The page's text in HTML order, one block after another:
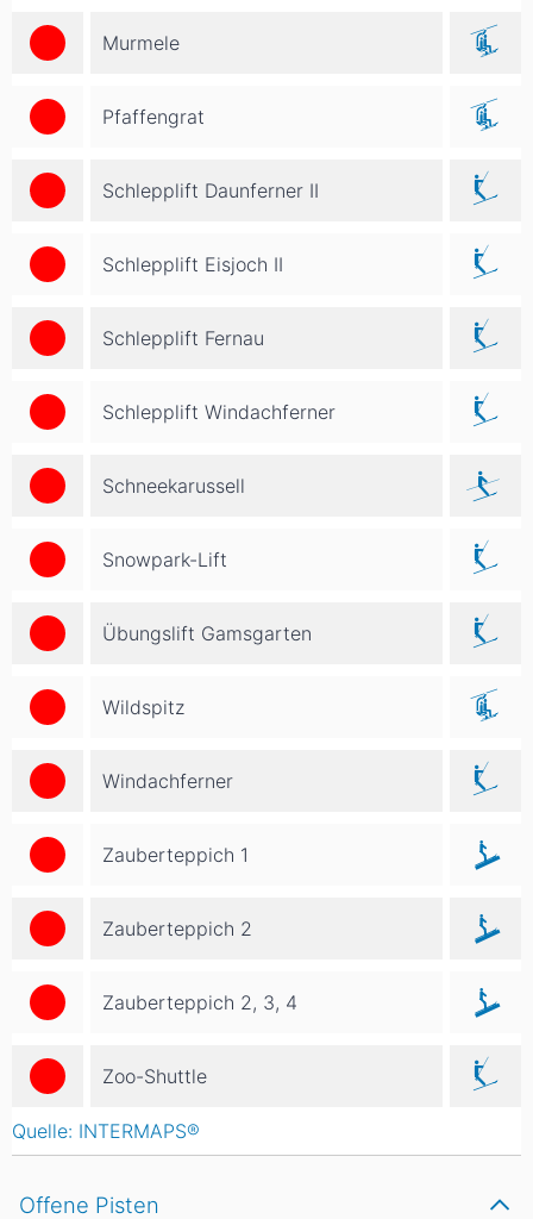
Offene Pisten
Murmele
Pfaffengrat
Schlepplift Daunferner II
Schlepplift Eisjoch II
Schlepplift Fernau
Schlepplift Windachferner
Schneekarussell
Snowpark-Lift
Übungslift Gamsgarten
Wildspitz
Windachferner
Zauberteppich 1
Zauberteppich 2
Zauberteppich 2, 3, 4
Zoo-Shuttle
Quelle: INTERMAPS®